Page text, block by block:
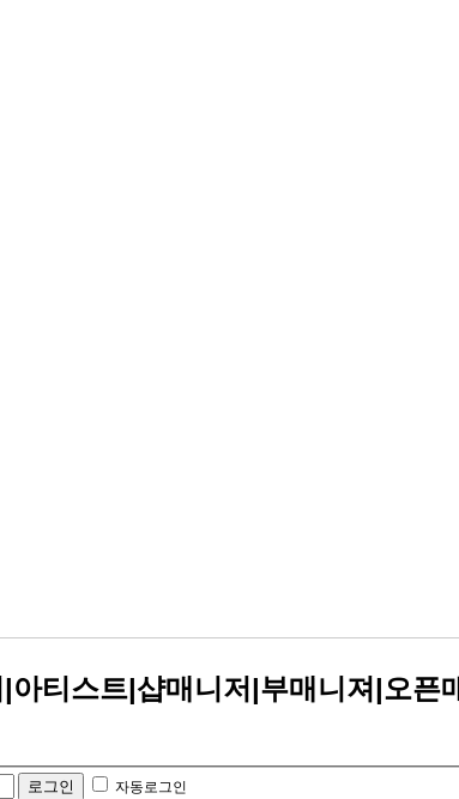
티스트|샵매니저|부매니져|오픈
자동로그인